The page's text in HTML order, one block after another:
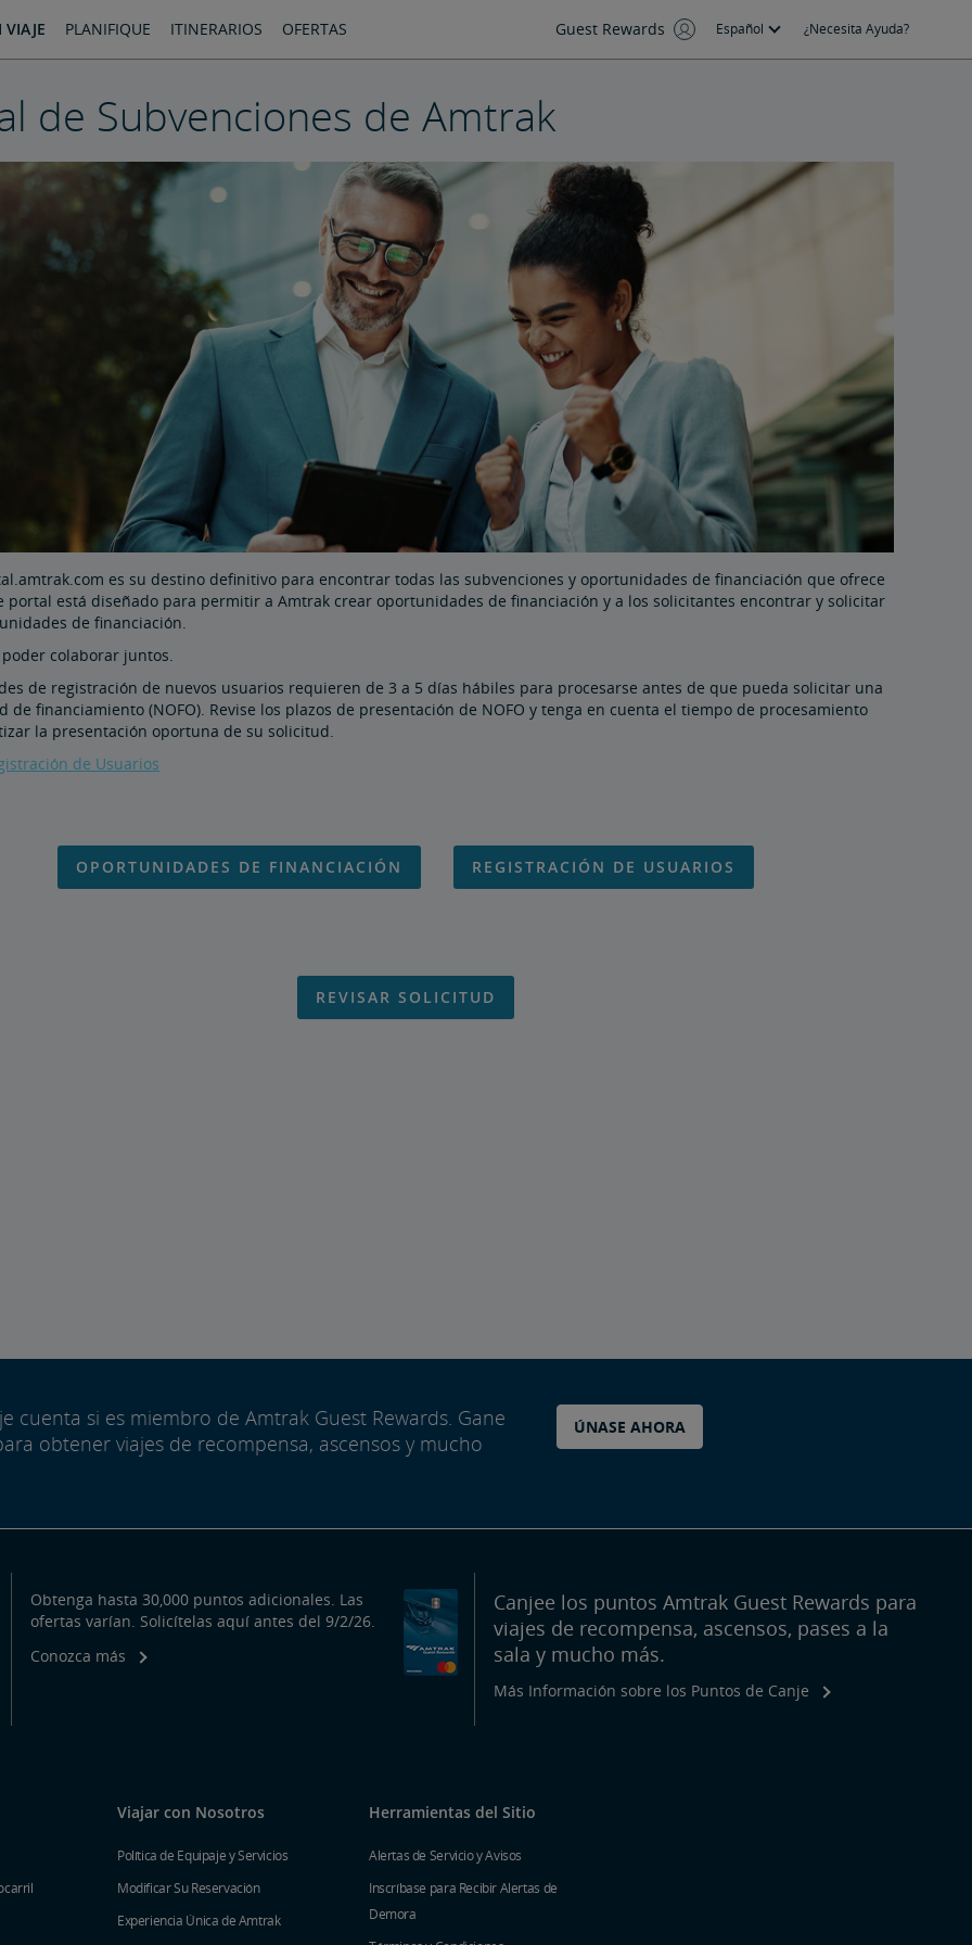
VIAJE PLANIFIQUE ITINERARIOS OFERTAS Guest Rewards Español ¿Necesita Ayuda?
de Subvenciones de Amtrak
es su destino definitivo para encontrar todas las subvenciones y oportunidades de financiación que ofrece
portal está diseñado para permitir a Amtrak crear oportunidades de financiación y a los solicitantes encontrar y solicitar
de financiación.
poder colaborar juntos.
de registración de nuevos usuarios requieren de 3 a 5 días hábiles para procesarse antes de que pueda solicitar una
de financiamiento (NOFO). Revise los plazos de presentación de NOFO y tenga en cuenta el tiempo de procesamiento
la presentación oportuna de su solicitud.
de Usuarios
OPORTUNIDADES DE FINANCIACIÓN REGISTRACIÓN DE USUARIOS
REVISAR SOLICITUD
cuenta si es miembro de Amtrak Guest Rewards. Gane
obtener viajes de recompensa, ascensos y mucho
ÚNASE AHORA
Obtenga hasta 30,000 puntos adicionales. Las
ofertas varían. Solicítelas aquí antes del 9/2/26.
Conozca más
Canjee los puntos Amtrak Guest Rewards para
viajes de recompensa, ascensos, pases a la
sala y mucho más.
Más Información sobre los Puntos de Canje
Viajar con Nosotros
Política de Equipaje y Servicios
Modificar Su Reservación
Experiencia Única de Amtrak
Herramientas del Sitio
Alertas de Servicio y Avisos
Inscríbase para Recibir Alertas de
Demora